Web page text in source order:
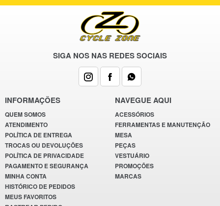
SIGA NOS NAS REDES SOCIAIS
INFORMAÇÕES
QUEM SOMOS
ATENDIMENTO
POLÍTICA DE ENTREGA
TROCAS OU DEVOLUÇÕES
POLÍTICA DE PRIVACIDADE
PAGAMENTO E SEGURANÇA
MINHA CONTA
HISTÓRICO DE PEDIDOS
MEUS FAVORITOS
NAVEGUE AQUI
ACESSÓRIOS
FERRAMENTAS E MANUTENÇÃO
MESA
PEÇAS
VESTUÁRIO
PROMOÇÕES
MARCAS